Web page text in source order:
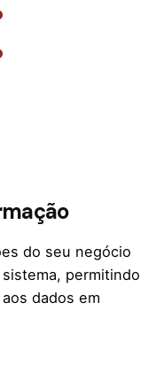
do seu negócio
permitindo
dados em